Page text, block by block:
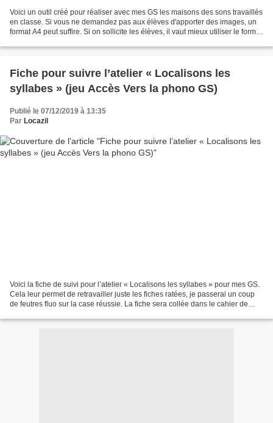
Voici un outil créé pour réaliser avec mes GS les maisons des sons travaillés
en classe. Si vous ne demandez pas aux élèves d'apporter des images, un
format A4 peut suffire. Si on sollicite les élèves, il vaut mieux utiliser le format
Fiche pour suivre l’atelier « Localisons les
syllabes » (jeu Accès Vers la phono GS)
Publié le 07/12/2019 à 13:35
Par Locazil
Voici la fiche de suivi pour l’atelier « Localisons les syllabes » pour mes GS.
Cela leur permet de retravailler juste les fiches ratées, je passerai un coup
de feutres fluo sur la case réussie. La fiche sera collée dans le cahier de